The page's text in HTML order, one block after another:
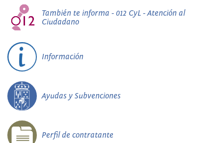
También te informa - 012 CyL - Atención al
Ciudadano
Información
Ayudas y Subvenciones
Perfil de contratante